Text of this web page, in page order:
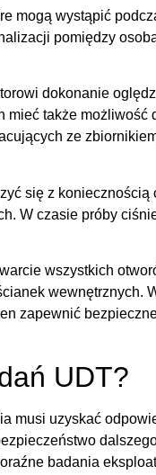
mogą wystąpić
pomiędzy
dokonanie
mieć także możliwość
ze
się z koniecznością
W czasie próby
wszystkich
wewnętrznych.
zapewnić
UDT?
musi uzyskać
badania